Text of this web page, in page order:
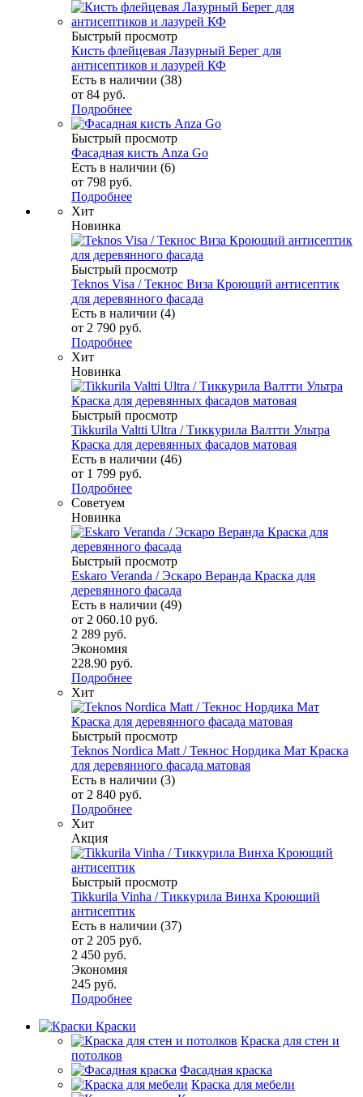
Быстрый просмотр
Кисть флейцевая Лазурный Берег для
антисептиков и лазурей КФ
Есть в наличии (38)
от 84 руб.
Подробнее
Быстрый просмотр
Фасадная кисть Anza Go
Есть в наличии (6)
от 798 руб.
Подробнее
Хит
Новинка
Быстрый просмотр
Teknos Visa / Текнос Виза Кроющий антисептик
для деревянного фасада
Есть в наличии (4)
от 2 790 руб.
Подробнее
Хит
Новинка
Быстрый просмотр
Tikkurila Valtti Ultra / Тиккурила Валтти Ультра
Краска для деревянных фасадов матовая
Есть в наличии (46)
от 1 799 руб.
Подробнее
Советуем
Новинка
Быстрый просмотр
Eskaro Veranda / Эскаро Веранда Краска для
деревянного фасада
Есть в наличии (49)
от 2 060.10 руб.
2 289 руб.
Экономия
228.90 руб.
Подробнее
Хит
Быстрый просмотр
Teknos Nordica Matt / Текнос Нордика Мат Краска
для деревянного фасада матовая
Есть в наличии (3)
от 2 840 руб.
Подробнее
Хит
Акция
Быстрый просмотр
Tikkurila Vinha / Тиккурила Винха Кроющий
антисептик
Есть в наличии (37)
от 2 205 руб.
2 450 руб.
Экономия
245 руб.
Подробнее
Краски
Краска для стен и
потолков
Фасадная краска
Краска для мебели